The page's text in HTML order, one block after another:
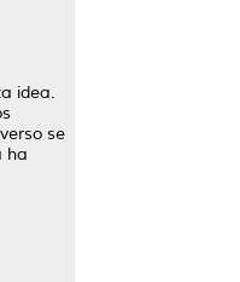
idea.
se
ha